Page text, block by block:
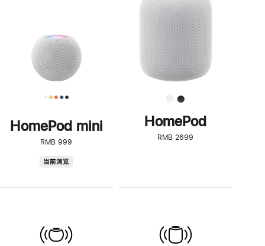
HomePod mini
RMB 999
当前浏览
了
解
HomePod<
HomePod
RMB 2699